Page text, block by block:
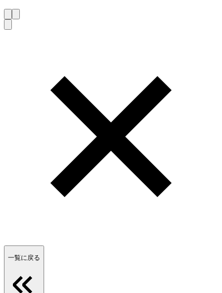
一覧に戻る